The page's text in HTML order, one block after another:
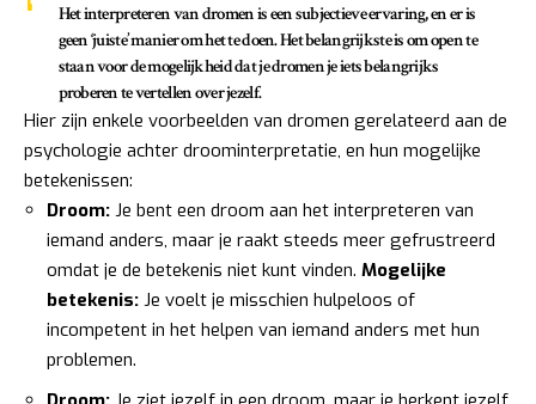
Het interpreteren van dromen is een subjectieve ervaring, en er is
geen ‘juiste’ manier om het te doen. Het belangrijkste is om open te
staan voor de mogelijkheid dat je dromen je iets belangrijks
proberen te vertellen over jezelf.
Hier zijn enkele voorbeelden van dromen gerelateerd aan de
psychologie achter droominterpretatie, en hun mogelijke
betekenissen:
Droom: Je bent een droom aan het interpreteren van
iemand anders, maar je raakt steeds meer gefrustreerd
omdat je de betekenis niet kunt vinden. Mogelijke
betekenis: Je voelt je misschien hulpeloos of
incompetent in het helpen van iemand anders met hun
problemen.